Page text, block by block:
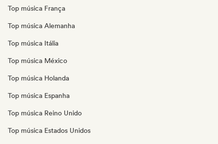
Top música França
Top música Alemanha
Top música Itália
Top música México
Top música Holanda
Top música Espanha
Top música Reino Unido
Top música Estados Unidos